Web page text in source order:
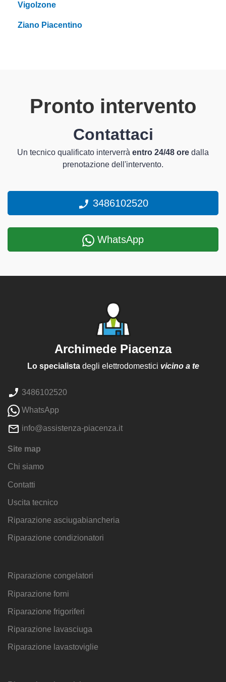
Vigolzone
Ziano Piacentino
Pronto intervento
Contattaci
Un tecnico qualificato interverrà entro 24/48 ore dalla
prenotazione dell'intervento.
3486102520
WhatsApp
Archimede Piacenza
Lo specialistadegli elettrodomestici vicino a te
3486102520
WhatsApp
info@assistenza-piacenza.it
Site map
Chi siamo
Contatti
Uscita tecnico
Riparazione asciugabiancheria
Riparazione condizionatori
Riparazione congelatori
Riparazione forni
Riparazione frigoriferi
Riparazione lavasciuga
Riparazione lavastoviglie